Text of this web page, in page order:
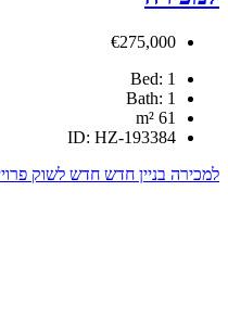
לשוקפרוייקט חדש